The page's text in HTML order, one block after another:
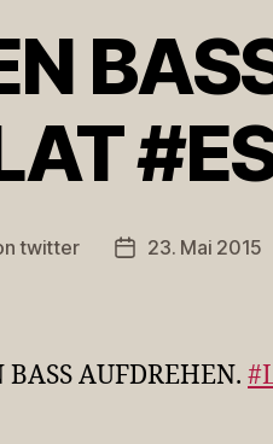
twitter 23. Mai 2015
BASS AUFDREHEN.